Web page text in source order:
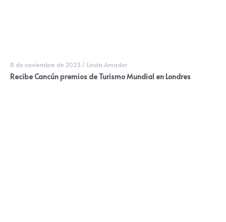
8 de noviembre de 2023 / Linda Amador
Recibe Cancún premios de Turismo Mundial en Londres